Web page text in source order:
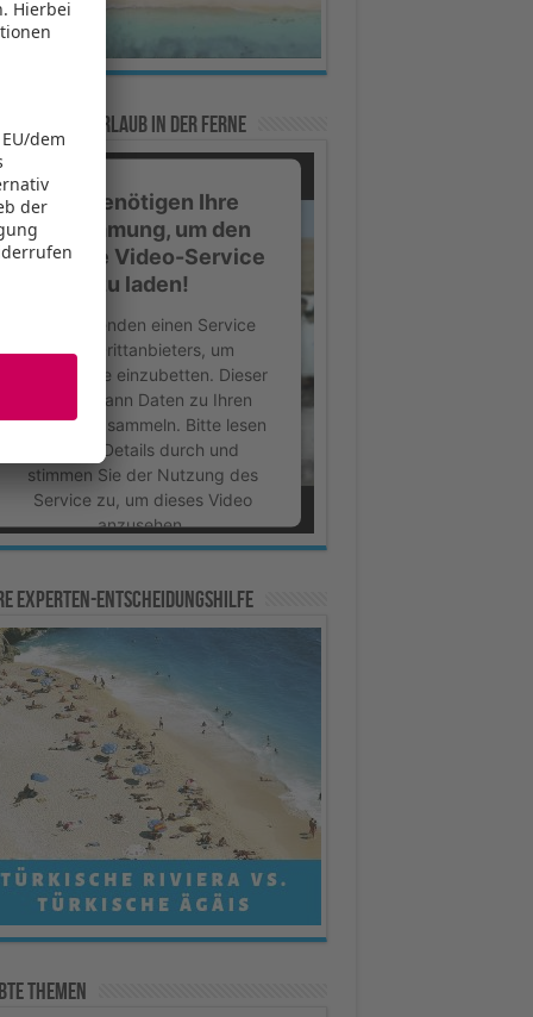
Tipps für Urlaub in der Ferne
Wir benötigen Ihre
Zustimmung, um den
YouTube Video-Service
zu laden!
Wir verwenden einen Service
eines Drittanbieters, um
Videoinhalte einzubetten. Dieser
Service kann Daten zu Ihren
Aktivitäten sammeln. Bitte lesen
Sie die Details durch und
stimmen Sie der Nutzung des
Service zu, um dieses Video
anzusehen.
powered by
Usercentrics
Consent Management Platform
Experten-Entscheidungshilfe
Themen